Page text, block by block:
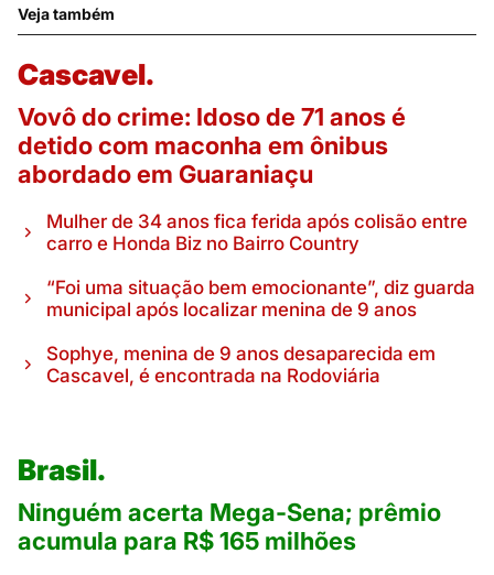
Veja também
Cascavel.
Vovô do crime: Idoso de 71 anos é
detido com maconha em ônibus
abordado em Guaraniaçu
Mulher de 34 anos fica ferida após colisão entre
carro e Honda Biz no Bairro Country
“Foi uma situação bem emocionante”, diz guarda
municipal após localizar menina de 9 anos
Sophye, menina de 9 anos desaparecida em
Cascavel, é encontrada na Rodoviária
Brasil.
Ninguém acerta Mega-Sena; prêmio
acumula para R$ 165 milhões